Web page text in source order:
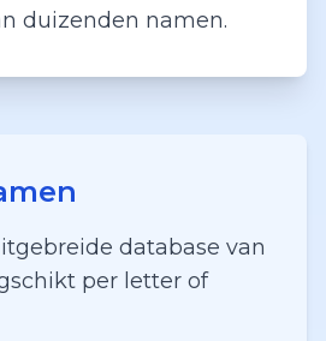
duizenden namen.
database van
per letter of